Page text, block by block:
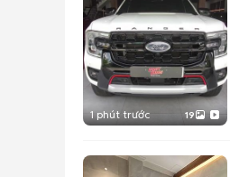
1 phút trước 19